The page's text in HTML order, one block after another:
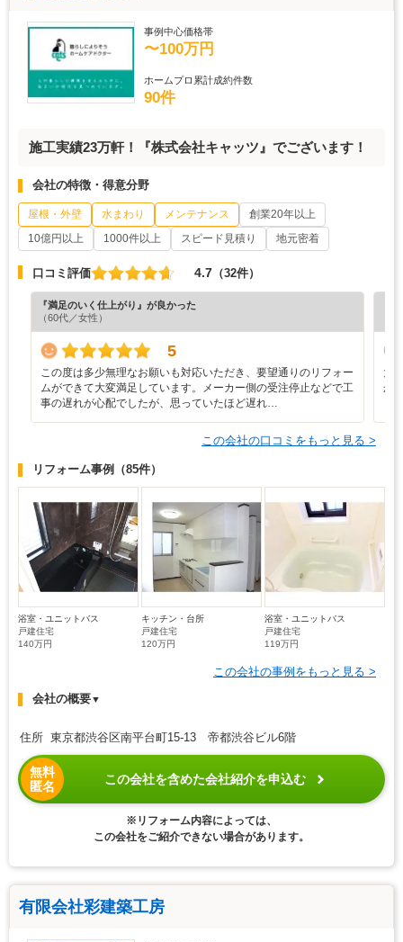
事例中心価格帯
〜100万円
ホームプロ累計成約件数
90件
施工実績23万軒！『株式会社キャッツ』でございます！
会社の特徴・得意分野
屋根・外壁 水まわり メンテナンス
創業20年以上
10億円以上
1000件以上 スピード見積り 地元密着
口コミ評価 4.7 （32件）
『満足のいく仕上がり』が良かった
（60代／女性）
5
この度は多少無理なお願いも対応いただき、要望通りのリフォー
ムができて大変満足しています。メーカー側の受注停止などで工
事の遅れが心配でしたが、思っていたほど遅れ…
大
か
この会社の口コミをもっと見る >
リフォーム事例 （85件）
浴室・ユニットバス
戸建住宅
140万円
キッチン・台所
戸建住宅
120万円
浴室・ユニットバス
戸建住宅
119万円
この会社の事例をもっと見る >
会社の概要▼
住所 東京都渋谷区南平台町15-13 帝都渋谷ビル6階
無料
匿名
この会社を含めた会社紹介を申込む
※リフォーム内容によっては、
この会社をご紹介できない場合があります。
有限会社彩建築工房